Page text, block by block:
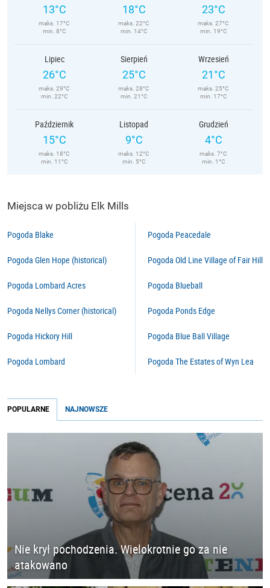
13°C
maks. 17°C
min. 8°C
18°C
maks. 22°C
min. 14°C
23°C
maks. 27°C
min. 19°C
Lipiec
26°C
maks. 29°C
min. 22°C
Sierpień
25°C
maks. 28°C
min. 21°C
Wrzesień
21°C
maks. 25°C
min. 17°C
Październik
15°C
maks. 18°C
min. 11°C
Listopad
9°C
maks. 12°C
min. 5°C
Grudzień
4°C
maks. 7°C
min. 1°C
Miejsca w pobliżu Elk Mills
Pogoda Blake
Pogoda Glen Hope (historical)
Pogoda Lombard Acres
Pogoda Nellys Corner (historical)
Pogoda Hickory Hill
Pogoda Lombard
Pogoda Peacedale
Pogoda Old Line Village of Fair Hill
Pogoda Blueball
Pogoda Ponds Edge
Pogoda Blue Ball Village
Pogoda The Estates of Wyn Lea
POPULARNE NAJNOWSZE
Nie krył pochodzenia. Wielokrotnie go za nie
atakowano